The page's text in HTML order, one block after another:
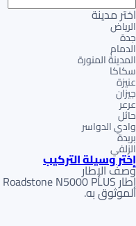
اختر مدينة
الرياض
جدة
الدمام
المدينة المنورة
سكاكا
عنيزة
جيزان
عرعر
حائل
وادي الدواسر
بريدة
الزلفي
إختر وسيلة التركيب
وصف الإطار
الموثوق به.